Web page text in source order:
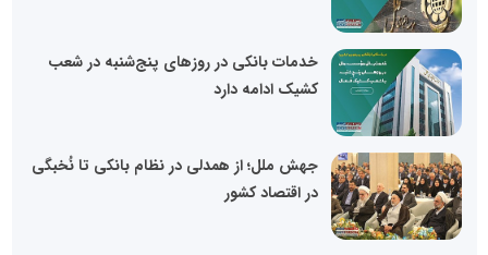
خدمات بانکی در روزهای پنج‌شنبه در شعب
کشیک ادامه دارد
جهش ملل؛ از همدلی در نظام بانکی تا نُخبگی
در اقتصاد کشور